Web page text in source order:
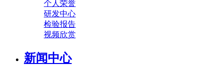
个人荣誉
研发中心
检验报告
视频欣赏
新闻中心